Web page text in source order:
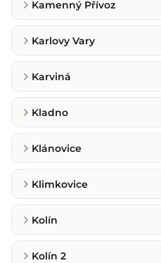
Kamenný Přívoz
Karlovy Vary
Karviná
Kladno
Klánovice
Klimkovice
Kolín
Kolín 2